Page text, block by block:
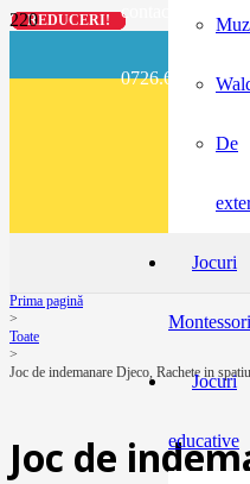
0726.697.486
De
Jocuri
Montessori
Jocuri
educative
Prima pagină
>
Toate
>
Joc de indemanare Djeco, Rachete in spatiu
Joc de
REDUCERI!
REDUCERI!
REDUCERI!
REDUCERI!